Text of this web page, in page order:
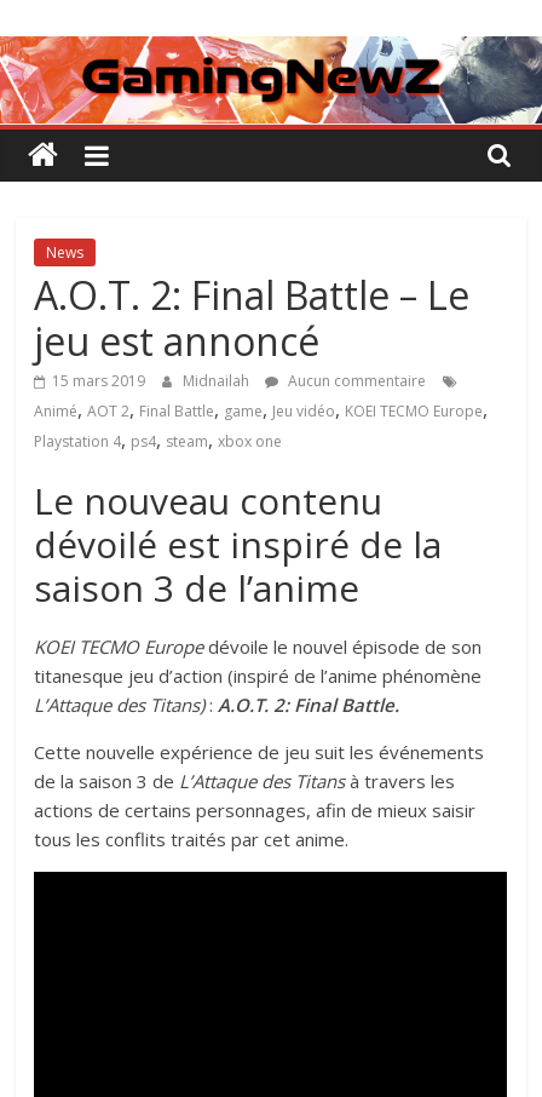
au
contenu
GamingNewZ
Tests
et
Actu
des
vidéo
News
A.O.T. 2: Final Battle – Le
jeu est annoncé
15 mars 2019 Midnailah
Aucun commentaire
Animé,AOT 2, Final Battle, game, Jeu vidéo, KOEI TECMO Europe,
Playstation 4, ps4, steam,xbox one
Le nouveau contenu
dévoilé est inspiré de la
saison 3 de l’anime
KOEI TECMO Europedévoile le nouvel épisode de son
titanesque jeu d’action (inspiré de l’anime phénomène
L’Attaque des Titans): A.O.T. 2: Final Battle.
Cette nouvelle expérience de jeu suit les événements
de la saison 3 de L’Attaque des Titansà travers les
actions de certains personnages, afin de mieux saisir
tous les conflits traités par cet anime.